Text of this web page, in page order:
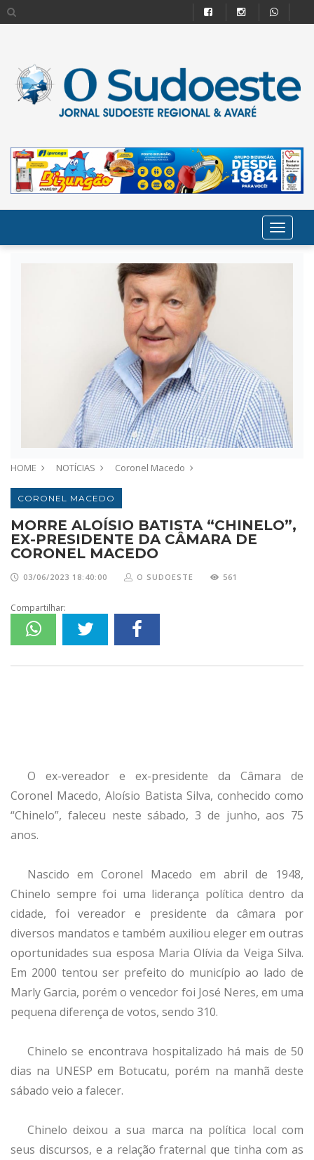
HOME NOTÍCIAS Coronel Macedo
CORONEL MACEDO
MORRE ALOÍSIO BATISTA “CHINELO”,
EX-PRESIDENTE DA CÂMARA DE
CORONEL MACEDO
03/06/2023 18:40:00 O SUDOESTE 561
Compartilhar:
O ex-vereador e ex-presidente da Câmara de
Coronel Macedo, Aloísio Batista Silva, conhecido como
“Chinelo”, faleceu neste sábado, 3 de junho, aos 75
anos.
Nascido em Coronel Macedo em abril de 1948,
Chinelo sempre foi uma liderança política dentro da
cidade, foi vereador e presidente da câmara por
diversos mandatos e também auxiliou eleger em outras
oportunidades sua esposa Maria Olívia da Veiga Silva.
Em 2000 tentou ser prefeito do município ao lado de
Marly Garcia, porém o vencedor foi José Neres, em uma
pequena diferença de votos, sendo 310.
Chinelo se encontrava hospitalizado há mais de 50
dias na UNESP em Botucatu, porém na manhã deste
sábado veio a falecer.
Chinelo deixou a sua marca na política local com
seus discursos, e a relação fraternal que tinha com as